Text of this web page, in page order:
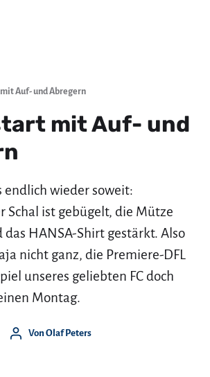
Auf- und Abregern
mit Auf- und
endlich wieder soweit:
Schal ist gebügelt, die Mütze
das HANSA-Shirt gestärkt. Also
nicht ganz, die Premiere-DFL
unseres geliebten FC doch
Montag.
Von Olaf Peters